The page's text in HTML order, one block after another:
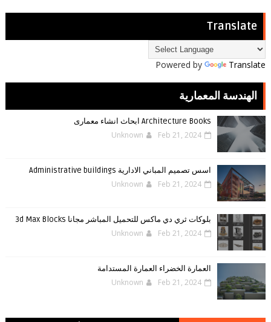
Translate
Powered by Translate
الهندسة المعمارية
Architecture Books ابحاث انشاء معمارى
Unknown Feb 21, 2024
اسس تصميم المباني الادارية Administrative buildings
Unknown Feb 21, 2024
بلوكات ثري دي ماكس للتحميل المباشر مجانا 3d Max Blocks
Unknown Feb 21, 2024
العمارة الخضراء العمارة المستدامة
Unknown Feb 21, 2024